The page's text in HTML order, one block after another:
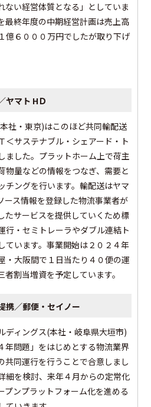
ない経営体質となる」としていま
最終年度の中期経営計画は売上高
億６０００万円でしたが取り下げ
ヤマト HＤ
社・東京)はこのほど共同輸配送
＜サステナブル・シェアード・ト
ました。プラットホーム上で荷主
物量などの情報をつなぎ、需要と
チングを行います。輸配送はヤマ
ース情報を登録した物流事業者が
たサービスを提供していくため標
行・セミトレーラやダブル連結ト
ています。事業開始は２０２４年
・大阪間で１日当たり４０便の運
割当増資を予定しています。
携／郵便・セイノー
ディングス(本社・岐阜県大垣市)
年問題」をはじめとする物流業界
共同運行を行うことで合意しまし
細を検討、来年４月からの定常化
プンプラットフォーム化を進める